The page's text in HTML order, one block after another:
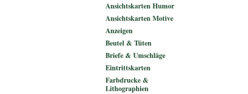
Ansichtskarten Humor
Ansichtskarten Motive
Anzeigen
Beutel & Tüten
Briefe & Umschläge
Eintrittskarten
Farbdrucke &
Lithographien